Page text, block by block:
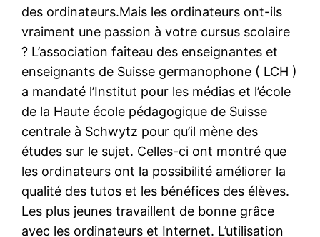
des ordinateurs.Mais les ordinateurs ont-ils
vraiment une passion à votre cursus scolaire
? L’association faîteau des enseignantes et
enseignants de Suisse germanophone ( LCH )
a mandaté l’Institut pour les médias et l’école
de la Haute école pédagogique de Suisse
centrale à Schwytz pour qu’il mène des
études sur le sujet. Celles-ci ont montré que
les ordinateurs ont la possibilité améliorer la
qualité des tutos et les bénéfices des élèves.
Les plus jeunes travaillent de bonne grâce
avec les ordinateurs et Internet. L’utilisation